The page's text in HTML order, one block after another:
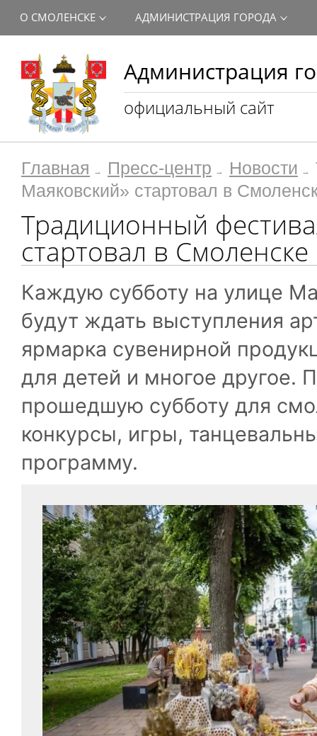
Администрация
официальный сайт
О СМОЛЕНСКЕ АДМИНИСТРАЦИЯ ГОРОДА
Главная Пресс-центр Новости
Маяковский» стартовал в
Традиционный
стартовал в Смоленске
Каждую субботу на улице
будут ждать выступления
ярмарка сувенирной
для детей и многое другое.
прошедшую субботу для
конкурсы, игры,
программу.